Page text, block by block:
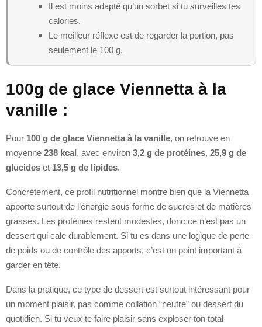
Il est moins adapté qu’un sorbet si tu surveilles tes
calories.
Le meilleur réflexe est de regarder la portion, pas
seulement le 100 g.
100g de glace Viennetta à la
vanille :
Pour 100 g de glace Viennetta à la vanille, on retrouve en
moyenne 238 kcal, avec environ 3,2 g de protéines, 25,9 g de
glucides et 13,5 g de lipides.
Concrètement, ce profil nutritionnel montre bien que la Viennetta
apporte surtout de l’énergie sous forme de sucres et de matières
grasses. Les protéines restent modestes, donc ce n’est pas un
dessert qui cale durablement. Si tu es dans une logique de perte
de poids ou de contrôle des apports, c’est un point important à
garder en tête.
Dans la pratique, ce type de dessert est surtout intéressant pour
un moment plaisir, pas comme collation “neutre” ou dessert du
quotidien. Si tu veux te faire plaisir sans exploser ton total